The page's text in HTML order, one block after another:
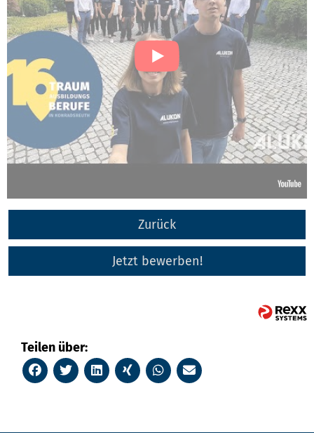
Zurück
Jetzt bewerben!
Teilen über: